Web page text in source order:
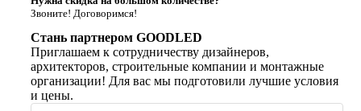
Звоните! Договоримся!
Стань партнером GOODLED
Приглашаем к сотрудничеству дизайнеров,
архитекторов, строительные компании и монтажные
организации! Для вас мы подготовили лучшие условия
и цены.